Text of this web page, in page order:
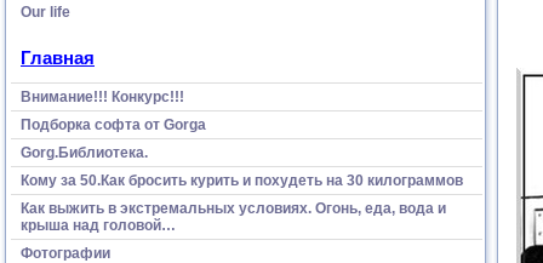
Our life
Главная
Внимание!!! Конкурс!!!
Подборка софта от Gorga
Gorg.Библиотека.
Кому за 50.Как бросить курить и похудеть на 30 килограммов
Как выжить в экстремальных условиях. Огонь, еда, вода и
крыша над головой…
Фотографии